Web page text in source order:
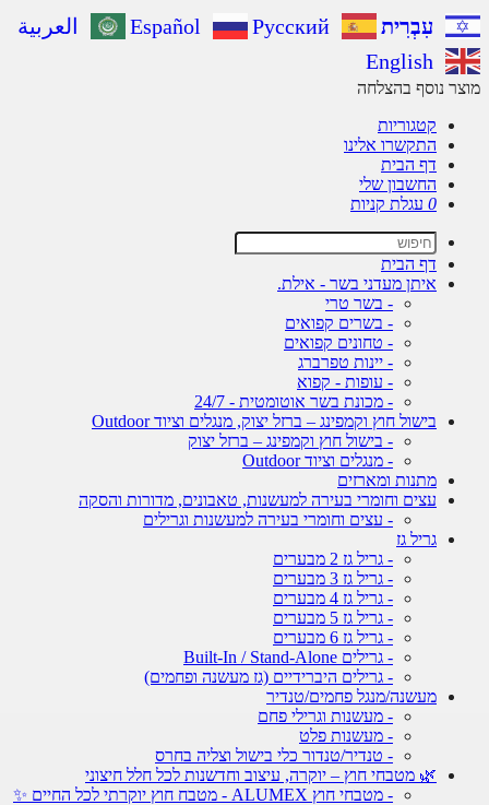
עִבְרִית Español Русский
العربية
English
נוסף בהצלחה
קטגוריות
התקשרו אלינו
דף הבית
החשבון שלי
עגלת קניות
דף הבית
איתן מעדני בשר - אילת.
- בשר טרי
- בשרים קפואים
- טחונים קפואים
- יינות טפרברג
- עופות - קפוא
- מכונת בשר אוטומטית - 24/7
בישול חוץ וקמפינג – ברזל יצוק, מנגלים וציוד Outdoor
- בישול חוץ וקמפינג – ברזל יצוק
- מנגלים וציוד Outdoor
מתנות ומארזים
עצים וחומרי בעירה למעשנות, טאבונים, מדורות והסקה
- עצים וחומרי בעירה למעשנות וגרילים
גריל גז
- גריל גז 2 מבערים
- גריל גז 3 מבערים
- גריל גז 4 מבערים
- גריל גז 5 מבערים
- גריל גז 6 מבערים
- גרילים Built-In / Stand-Alone
- גרילים היברידיים (גז מעשנה ופחמים)
מעשנה/מנגל פחמים/טנדיר
- מעשנות וגרילי פחם
- מעשנות פלט
- טנדיר/טנדור כלי בישול וצליה בחרס
🌿 מטבחי חוץ – יוקרה, עיצוב וחדשנות לכל חלל חיצוני
- מטבחי חוץ ALUMEX - מטבח חוץ יוקרתי לכל החיים ✨